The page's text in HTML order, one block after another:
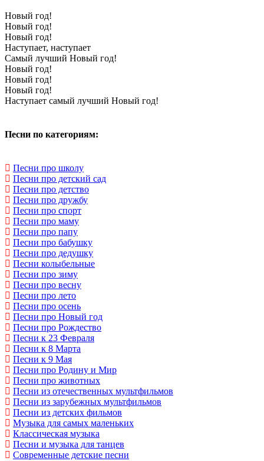
Новый год!
Новый год!
Новый год!
Наступает, наступает
Самый лучший Новый год!
Новый год!
Новый год!
Новый год!
Наступает самый лучший Новый год!
Песни по категориям:
Песни про школу
Песни про детский сад
Песни про детство
Песни про дружбу
Песни про спорт
Песни про маму
Песни про папу
Песни про бабушку
Песни про дедушку
Песни колыбельные
Песни про зиму
Песни про весну
Песни про лето
Песни про осень
Песни про Новый год
Песни про Рождество
Песни к 23 Февраля
Песни к 8 Марта
Песни к 9 Мая
Песни про Родину и Мир
Песни про животных
Песни из отечественных мультфильмов
Песни из зарубежных мультфильмов
Песни из детских фильмов
Музыка для самых маленьких
Классическая музыка
Песни и музыка для танцев
Современные детские песни